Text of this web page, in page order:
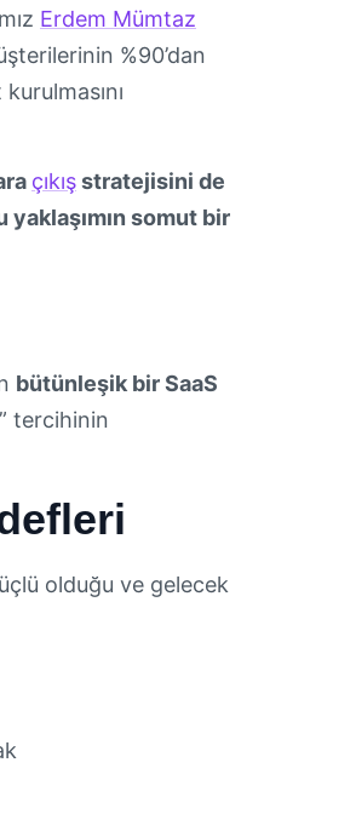
Erdem Mümtaz
%90’dan
çıkışstratejisini de
yaklaşımın somut bir
bütünleşik bir SaaS
tercihinin
olduğu ve gelecek